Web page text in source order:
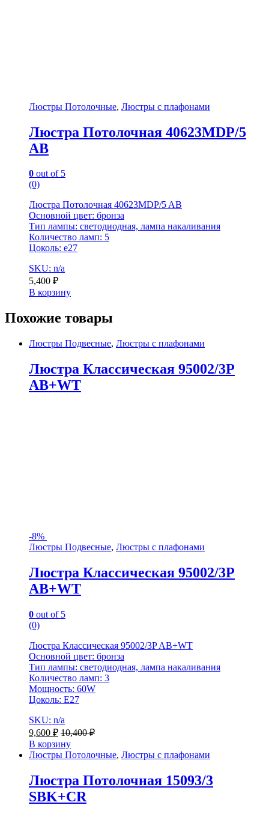
Люстры Потолочные, Люстры с плафонами
Люстра Потолочная 40623MDP/5
AB
0 out of 5
(0)
Люстра Потолочная 40623MDP/5 AB
Основной цвет: бронза
Тип лампы: светодиодная, лампа накаливания
Количество ламп: 5
Цоколь: e27
SKU: n/a
5,400 ₽
В корзину
Похожие товары
Люстры Подвесные, Люстры с плафонами
Люстра Классическая 95002/3P
AB+WT
-8%
Люстры Подвесные, Люстры с плафонами
Люстра Классическая 95002/3P
AB+WT
0 out of 5
(0)
Люстра Классическая 95002/3P AB+WT
Основной цвет: бронза
Тип лампы: светодиодная, лампа накаливания
Количество ламп: 3
Мощность: 60W
Цоколь: E27
SKU: n/a
9,600 ₽ 10,400₽
В корзину
Люстры Потолочные, Люстры с плафонами
Люстра Потолочная 15093/3
SBK+CR